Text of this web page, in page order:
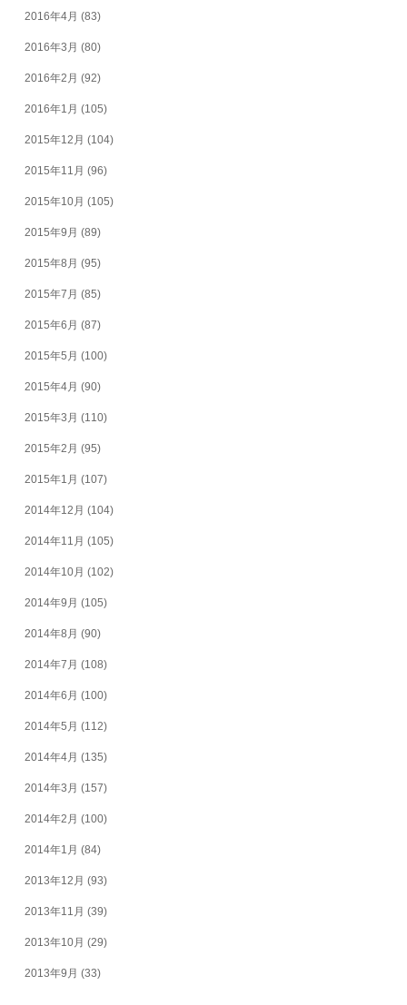
2016年4月 (83)
2016年3月 (80)
2016年2月 (92)
2016年1月 (105)
2015年12月 (104)
2015年11月 (96)
2015年10月 (105)
2015年9月 (89)
2015年8月 (95)
2015年7月 (85)
2015年6月 (87)
2015年5月 (100)
2015年4月 (90)
2015年3月 (110)
2015年2月 (95)
2015年1月 (107)
2014年12月 (104)
2014年11月 (105)
2014年10月 (102)
2014年9月 (105)
2014年8月 (90)
2014年7月 (108)
2014年6月 (100)
2014年5月 (112)
2014年4月 (135)
2014年3月 (157)
2014年2月 (100)
2014年1月 (84)
2013年12月 (93)
2013年11月 (39)
2013年10月 (29)
2013年9月 (33)